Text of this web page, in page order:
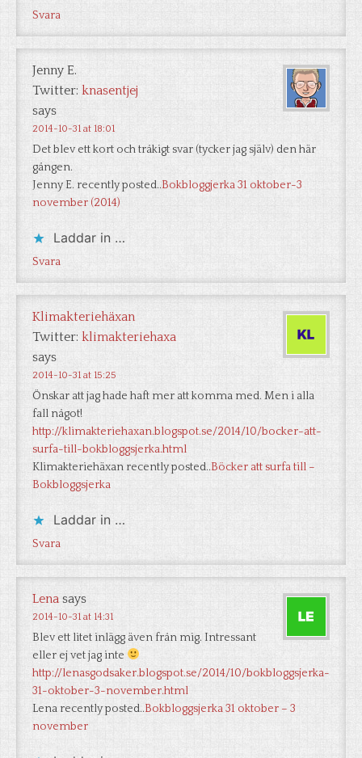
Svara
Jenny E.
Twitter: knasentjej
says
2014-10-31 at 18:01
Det blev ett kort och tråkigt svar (tycker jag själv) den här
gången.
Jenny E. recently posted..Bokbloggjerka 31 oktober-3
november (2014)
Laddar in …
Svara
Klimakteriehäxan
Twitter: klimakteriehaxa
says
2014-10-31 at 15:25
Önskar att jag hade haft mer att komma med. Men i alla
fall något!
http://klimakteriehaxan.blogspot.se/2014/10/bocker-att-
surfa-till-bokbloggsjerka.html
Klimakteriehäxan recently posted..Böcker att surfa till –
Bokbloggsjerka
Laddar in …
Svara
Lena says
2014-10-31 at 14:31
Blev ett litet inlägg även från mig. Intressant
eller ej vet jag inte
http://lenasgodsaker.blogspot.se/2014/10/bokbloggsjerka-
31-oktober-3-november.html
Lena recently posted..Bokbloggsjerka 31 oktober – 3
november